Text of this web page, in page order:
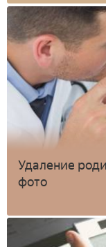
Удаление
фото